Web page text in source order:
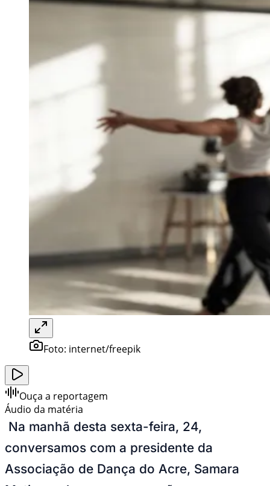
Foto: internet/freepik
Ouça a reportagem
Áudio da matéria
Na manhã desta sexta-feira, 24,
conversamos com a presidente da
Associação de Dança do Acre, Samara